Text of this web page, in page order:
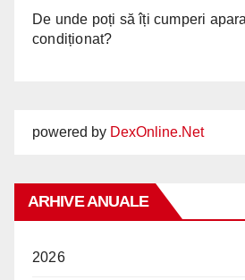
De unde poți să îți cumperi
condiționat?
powered by DexOnline.Net
ARHIVE ANUALE
2026